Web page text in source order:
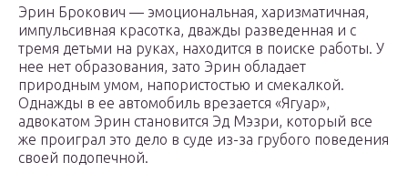
Эрин Брокович — эмоциональная, харизматичная,
импульсивная красотка, дважды разведенная и с
тремя детьми на руках, находится в поиске работы. У
нее нет образования, зато Эрин обладает
природным умом, напористостью и смекалкой.
Однажды в ее автомобиль врезается «Ягуар»,
адвокатом Эрин становится Эд Мэзри, который все
же проиграл это дело в суде из-за грубого поведения
своей подопечной.